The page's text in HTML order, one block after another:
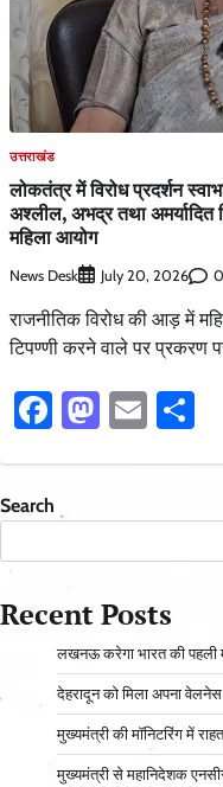
उत्तराखंड
लोकतंत्र में विरोध प्रदर्शन
अश्लील, अभद्र तथा अमर्यादित
महिला आयोग
News Desk July 20, 2026 0
​राजनीतिक विरोध की आड़ में
टिपण्णी करने वाले पर प्रकरण
Facebook
Email
Search
Recent Posts
लखनऊ करेगा भारत की पहली
देहरादून को मिला अपना
मुख्यमंत्री की मॉनिटरिंग में
मुख्यमंत्री से महानिदेशक